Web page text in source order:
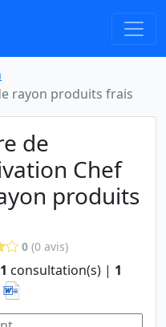
rayon produits frais
de
Chef
produits
0 (0 avis)
1 consultation(s) | 1